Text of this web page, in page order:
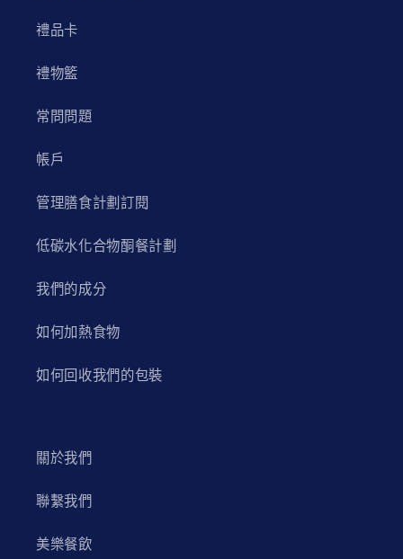
禮品卡
禮物籃
常問問題
帳戶
管理膳食計劃訂閱
低碳水化合物酮餐計劃
我們的成分
如何加熱食物
如何回收我們的包裝
關於我們
聯繫我們
美樂餐飲